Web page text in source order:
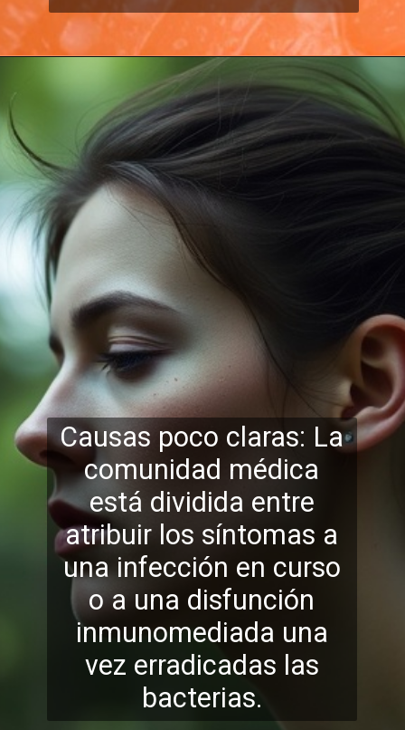
Causas poco claras: La
comunidad médica
está dividida entre
atribuir los síntomas a
una infección en curso
o a una disfunción
inmunomediada una
vez erradicadas las
bacterias.